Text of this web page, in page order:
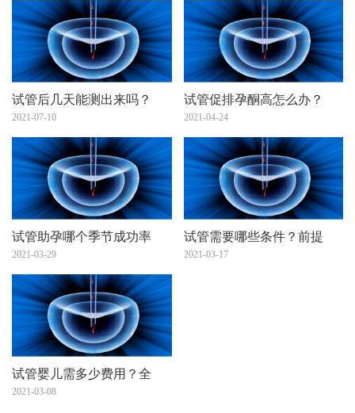
试管后几天能测出来吗？
2021-07-10
试管促排孕酮高怎么办？
2021-04-24
试管助孕哪个季节成功率
2021-03-29
试管需要哪些条件？前提
2021-03-17
试管婴儿需多少费用？全
2021-03-08